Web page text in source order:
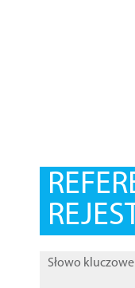
Słowo